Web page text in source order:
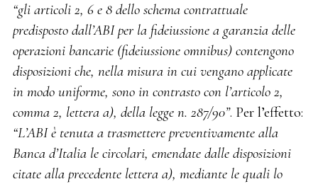
“gli articoli 2, 6 e 8 dello schema contrattuale
predisposto dall’ABI per la fideiussione a garanzia delle
operazioni bancarie (fideiussione omnibus) contengono
disposizioni che, nella misura in cui vengano applicate
in modo uniforme, sono in contrasto con l’articolo 2,
comma 2, lettera a), della legge n. 287/90”. Per l’effetto:
“L’ABI è tenuta a trasmettere preventivamente alla
Banca d’Italia le circolari, emendate dalle disposizioni
citate alla precedente lettera a), mediante le quali lo